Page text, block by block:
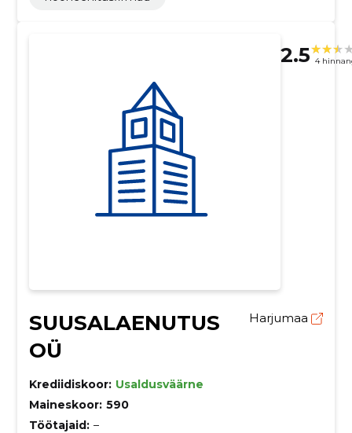
2.5 4
SUUSALAENUTUS
OÜ
Harjumaa
Krediidiskoor: Usaldusväärne
Maineskoor: 590
Töötajaid: –